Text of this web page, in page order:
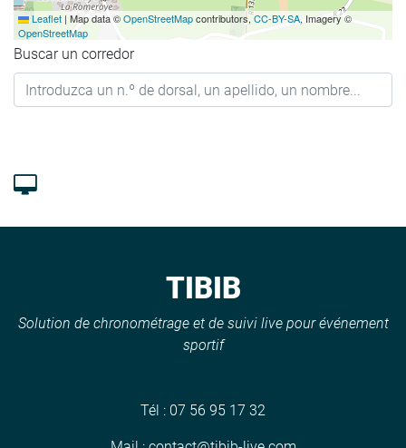
Leaflet | Map data ©OpenStreetMapcontributors,CC-BY-SA, Imagery ©
OpenStreetMap
Buscar un corredor
TIBIB
Solution de chronométrage et de suivi live pour événement
sportif
Tél : 07 56 95 17 32